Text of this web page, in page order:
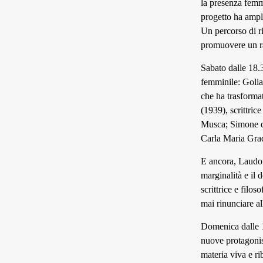
la presenza
progetto ha
Un percorso di
promuovere un
Sabato dalle
femminile:
che ha
(1939), scrittrice
Musca; Simone
Carla Maria
E ancora,
marginalità e il
scrittrice e
mai rinunciare
Domenica dalle
nuove
materia viva e